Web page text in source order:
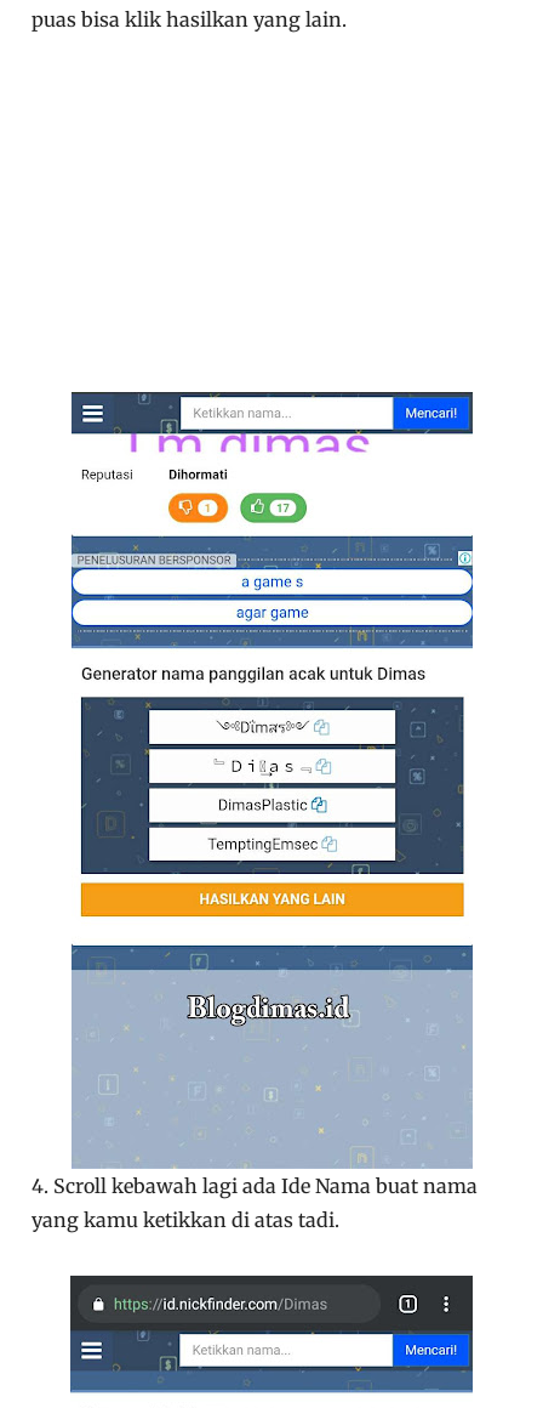
puas bisa klik hasilkan yang lain.
4. Scroll kebawah lagi ada Ide Nama buat nama
yang kamu ketikkan di atas tadi.